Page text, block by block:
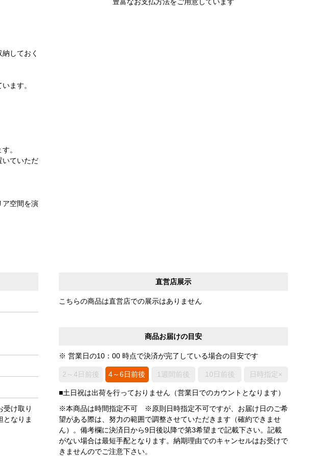
しておく
ます。
。
いていただ
ア空間を演
直営店展示
こちらの商品は直営店での展示はありません
商品お届けの目安
※ 営業日の10：00 時点で決済が完了している場合の目安です
2～4日前後 4～6日前後 1週間前後 10日前後 日時指定×
■土日祝は出荷を行っておりません（営業日でのカウントとなります）
※本商品は時間指定不可 ※原則日時指定不可ですが、お届け日のご希
望がある際は、努力の範囲で調整させていただきます（確約できませ
ん）。備考欄に決済日から9日後以降で第3希望まで記載下さい。記載
がない場合は最短手配となります。納期理由でのキャンセルはお受けで
きませんのでご注意下さい。
受け取り
となりま